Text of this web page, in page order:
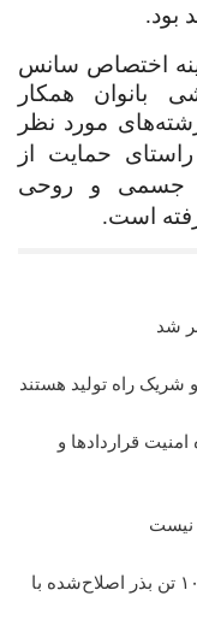
بود.
اختصاص سانس
بانوان همکار
مورد نظر
حمایت از
جسمی و روحی
است.
شد
شریک راه تولید هستند
قراردادها و
نیست
رکوردشکنی در تولید بذر کلزا؛ برداشت ۱۰۹ تن بذر اصلاح‌شده با